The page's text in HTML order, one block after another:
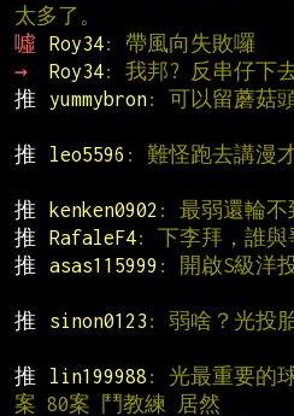
太多了。
噓
Roy34: 帶風向失敗囉
→
Roy34: 我邦? 反串仔下
推
yummybron: 可以留蘑菇
推
leo5596 : 難怪跑去講漫
推
kenken0902 : 最弱還輪不
推
RafaleF4: 下李拜，誰與
推
asas115999 : 開啟S級洋
推
sinon0123 : 弱啥？光投
推
lin199988 : 光最重要的
案 80案 鬥教練 居然